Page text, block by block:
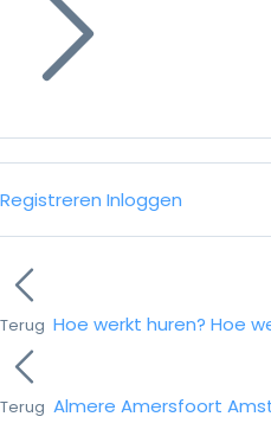
Registreren Inloggen
Terug Hoe werkt huren? Hoe
Terug Almere Amersfoort